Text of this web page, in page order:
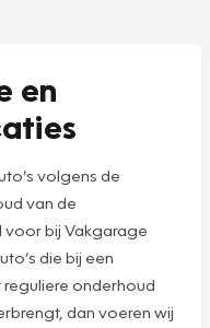
en
volgens de
van de
bij Vakgarage
die bij een
reguliere onderhoud
dan voeren wij